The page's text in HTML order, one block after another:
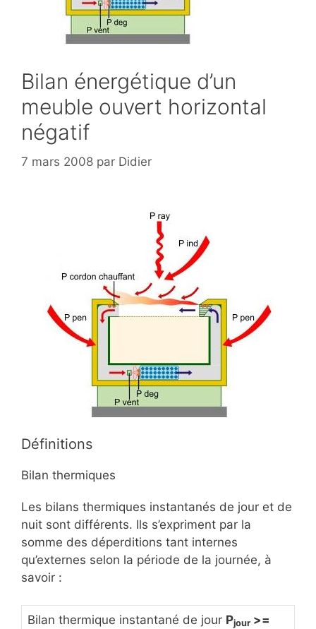
Bilan énergétique d’un
meuble ouvert horizontal
négatif
7 mars 2008 par Didier
Définitions
Bilan thermiques
Les bilans thermiques instantanés de jour et de
nuit sont différents. Ils s’expriment par la
somme des déperditions tant internes
qu’externes selon la période de la journée, à
savoir :
Bilan thermique instantané de jour Pjour >=